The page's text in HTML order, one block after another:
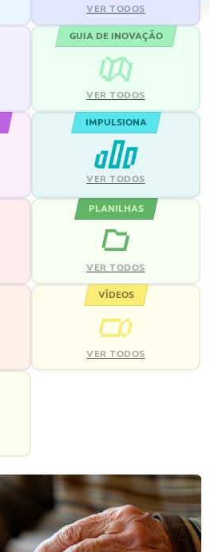
VER TODOS
GUIA DE INOVAÇÃO
VER TODOS
IMPULSIONA
VER TODOS
PLANILHAS
VER TODOS
VÍDEOS
VER TODOS